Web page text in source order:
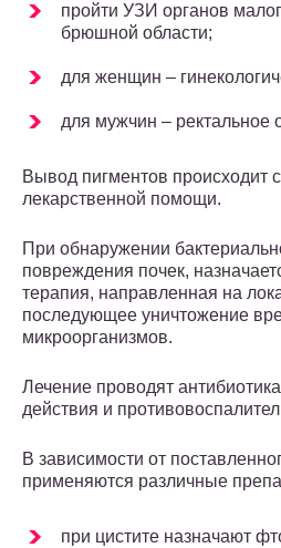
пройти УЗИ органов
брюшной области;
для женщин –
для мужчин – ректальное
Вывод пигментов происходит
лекарственной помощи.
При обнаружении
повреждения почек,
терапия, направленная на
последующее уничтожение
микроорганизмов.
Лечение проводят
действия и
В зависимости от
применяются различные
при цистите назначают